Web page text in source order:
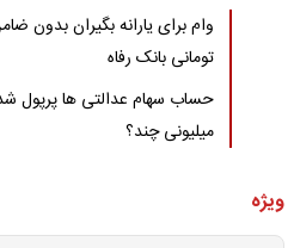
تومانی بانک رفاه
حساب سهام عدالتی ها پرپول
میلیونی چند؟
ویژه